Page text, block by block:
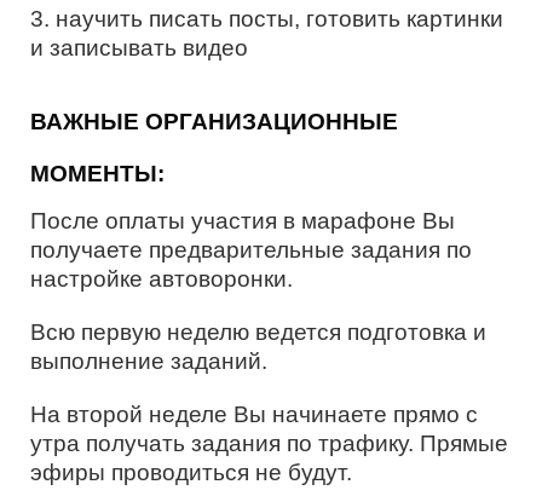
3. научить писать посты, готовить картинки
и записывать видео
ВАЖНЫЕ ОРГАНИЗАЦИОННЫЕ
МОМЕНТЫ:
После оплаты участия в марафоне Вы
получаете предварительные задания по
настройке автоворонки.
Всю первую неделю ведется подготовка и
выполнение заданий.
На второй неделе Вы начинаете прямо с
утра получать задания по трафику. Прямые
эфиры проводиться не будут.